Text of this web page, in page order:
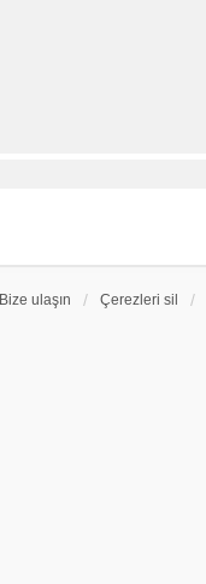
Bize ulaşın Çerezleri sil